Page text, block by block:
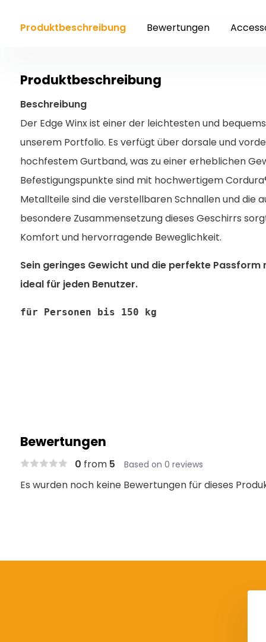
Produktbeschreibung Bewertungen
Produktbeschreibung
Beschreibung
Der Edge Winx ist einer der leichtesten und
unserem Portfolio. Es verfügt über dorsale und
hochfestem Gurtband, was zu einer erheblichen
Befestigungspunkte sind mit hochwertigem
Metallteile sind die verstellbaren Schnallen und die
besondere Zusammensetzung dieses Geschirrs
Komfort und hervorragende Beweglichkeit.
Sein geringes Gewicht und die perfekte Passform
ideal für jeden Benutzer.
für Personen bis 150 kg
Bewertungen
0 from 5 Based on 0 reviews
Es wurden noch keine Bewertungen für dieses